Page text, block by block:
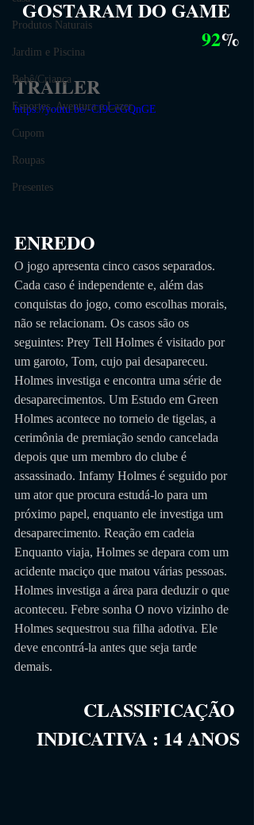
Produtos Naturais
Jardim e Piscina
Bebê/Criança
Esportes, Aventura e Lazer
Cupom
Roupas
Presentes
GOSTARAM DO GAME
92%
TRAILER
https://youtu.be/-CI9CcGQnGE
ENREDO
O jogo apresenta cinco casos separados.
Cada caso é independente e, além das
conquistas do jogo, como escolhas morais,
não se relacionam. Os casos são os
seguintes: Prey Tell Holmes é visitado por
um garoto, Tom, cujo pai desapareceu.
Holmes investiga e encontra uma série de
desaparecimentos. Um Estudo em Green
Holmes acontece no torneio de tigelas, a
cerimônia de premiação sendo cancelada
depois que um membro do clube é
assassinado. Infamy Holmes é seguido por
um ator que procura estudá-lo para um
próximo papel, enquanto ele investiga um
desaparecimento. Reação em cadeia
Enquanto viaja, Holmes se depara com um
acidente maciço que matou várias pessoas.
Holmes investiga a área para deduzir o que
aconteceu. Febre sonha O novo vizinho de
Holmes sequestrou sua filha adotiva. Ele
deve encontrá-la antes que seja tarde
demais.
CLASSIFICAÇÃO
INDICATIVA : 14 ANOS